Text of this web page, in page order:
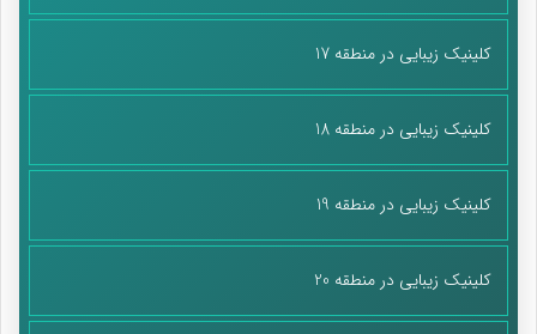
پایان پیام/
کلینیک زیبایی در منطقه 17
کلینیک زیبایی در منطقه 18
کلینیک زیبایی در منطقه 19
کلینیک زیبایی در منطقه 20